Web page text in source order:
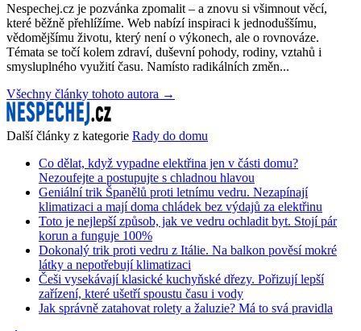
Nespechej.cz je pozvánka zpomalit – a znovu si všimnout věcí,
které běžně přehlížíme. Web nabízí inspiraci k jednoduššímu,
vědomějšímu životu, který není o výkonech, ale o rovnováze.
Témata se točí kolem zdraví, duševní pohody, rodiny, vztahů i
smysluplného využití času. Namísto radikálních změn...
Všechny články tohoto autora →
Další články z kategorie Rady do domu
Co dělat, když vypadne elektřina jen v části domu?
Nezoufejte a postupujte s chladnou hlavou
Geniální trik Španělů proti letnímu vedru. Nezapínají
klimatizaci a mají doma chládek bez výdajů za elektřinu
Toto je nejlepší způsob, jak ve vedru ochladit byt. Stojí pár
korun a funguje 100%
Dokonalý trik proti vedru z Itálie. Na balkon pověsí mokré
látky a nepotřebují klimatizaci
Češi vysekávají klasické kuchyňské dřezy. Pořizují lepší
zařízení, které ušetří spoustu času i vody
Jak správně zatahovat rolety a žaluzie? Má to svá pravidla